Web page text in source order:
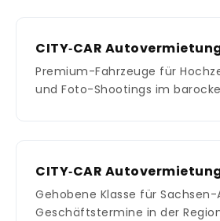
CITY‑CAR
Premium-Fahrzeuge für
und Foto-Shootings im
CITY‑CAR
Gehobene Klasse für
Geschäftstermine in der